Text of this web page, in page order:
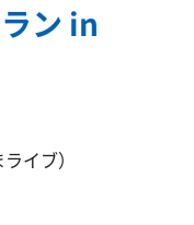
ン in
イブ）